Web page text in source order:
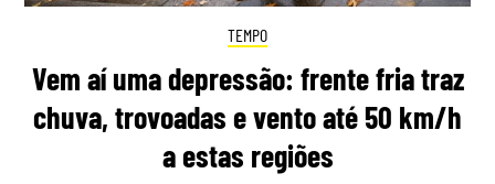
TEMPO
Vem aí uma depressão: frente fria traz
chuva, trovoadas e vento até 50 km/h
a estas regiões